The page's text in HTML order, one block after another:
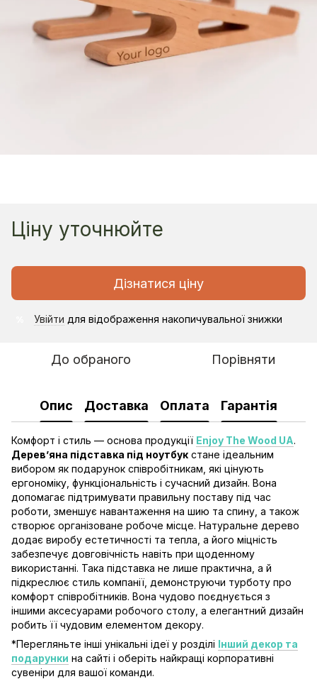
Ціну уточнюйте
Дізнатися ціну
Увійти для відображення накопичувальної знижки
До обраного Порівняти
Опис Доставка Оплата Гарантія
Комфорт і стиль — основа продукції Enjoy The Wood UA.
Дерев’яна підставка під ноутбук стане ідеальним
вибором як подарунок співробітникам, які цінують
ергономіку, функціональність і сучасний дизайн. Вона
допомагає підтримувати правильну поставу під час
роботи, зменшує навантаження на шию та спину, а також
створює організоване робоче місце. Натуральне дерево
додає виробу естетичності та тепла, а його міцність
забезпечує довговічність навіть при щоденному
використанні. Така підставка не лише практична, а й
підкреслює стиль компанії, демонструючи турботу про
комфорт співробітників. Вона чудово поєднується з
іншими аксесуарами робочого столу, а елегантний дизайн
робить її чудовим елементом декору.
*Перегляньте інші унікальні ідеї у розділі Інший декор та
подарунки на сайті і оберіть найкращі корпоративні
сувеніри для вашої команди.